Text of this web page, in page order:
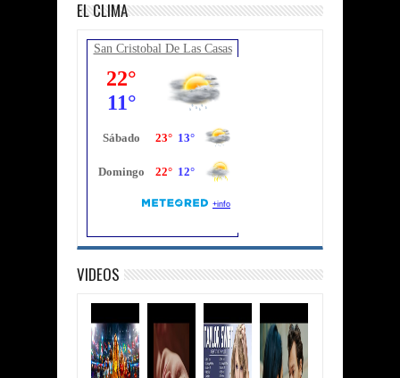
EL CLIMA
San Cristobal De Las Casas
VIDEOS